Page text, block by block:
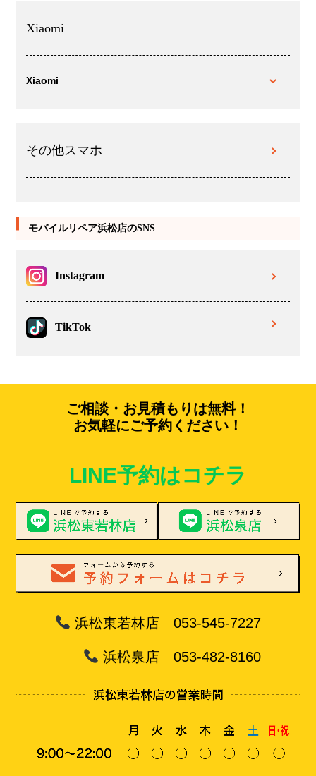
Xiaomi
Xiaomi
その他スマホ
モバイルリペア浜松店のSNS
Instagram
TikTok
ご相談・お見積もりは無料！
お気軽にご予約ください！
LINE予約はコチラ
浜松東若林店 053-545-7227
浜松泉店 053-482-8160